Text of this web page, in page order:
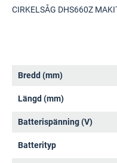
CIRKELSÅG DHS660Z
Bredd (mm)
Längd (mm)
Batterispänning (V)
Batterityp